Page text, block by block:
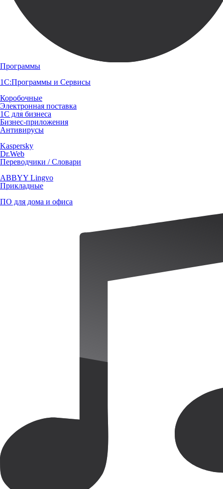
Программы
1С:Программы и Сервисы
Коробочные
Электронная поставка
1С для бизнеса
Бизнес-приложения
Антивирусы
Kaspersky
Dr.Web
Переводчики / Словари
ABBYY Lingvo
Прикладные
ПО для дома и офиса